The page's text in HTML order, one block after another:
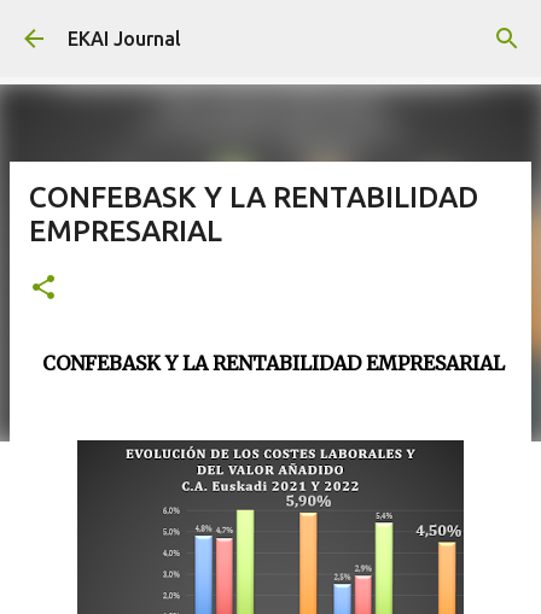
EKAI Journal
CONFEBASK Y LA RENTABILIDAD
EMPRESARIAL
CONFEBASK Y LA RENTABILIDAD EMPRESARIAL